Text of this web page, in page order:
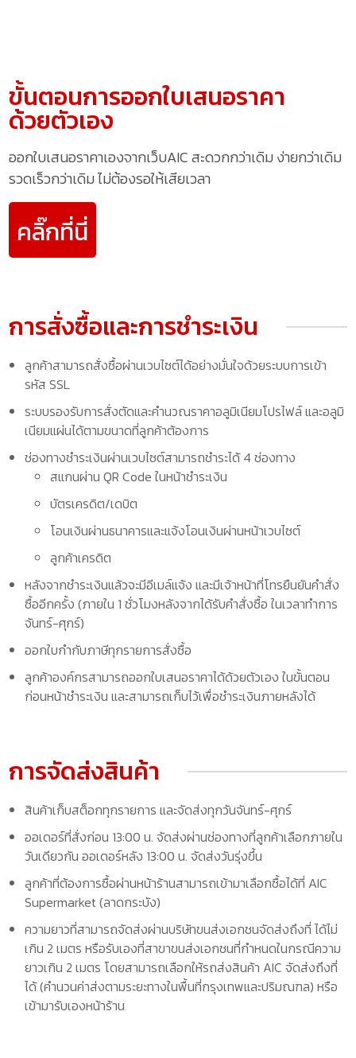
ขั้นตอนการออกใบเสนอราคา
ด้วยตัวเอง
ออกใบเสนอราคาเองจากเว็บAIC สะดวกกว่าเดิม ง่ายกว่าเดิม
รวดเร็วกว่าเดิม ไม่ต้องรอให้เสียเวลา
คลิ๊กที่นี่
การสั่งซื้อและการชำระเงิน
ลูกค้าสามารถสั่งซื้อผ่านเวบไซต์ได้อย่างมั่นใจด้วยระบบการเข้า
รหัส SSL
ระบบรองรับการสั่งตัดและคำนวณราคาอลูมิเนียมโปรไฟล์ และอลูมิ
เนียมแผ่นได้ตามขนาดที่ลูกค้าต้องการ
ช่องทางชำระเงินผ่านเวบไซต์สามารถชำระได้ 4 ช่องทาง
สแกนผ่าน QR Code ในหน้าชำระเงิน
บัตรเครดิต/เดบิต
โอนเงินผ่านธนาคารและแจ้งโอนเงินผ่านหน้าเวบไซต์
ลูกค้าเครดิต
หลังจากชำระเงินแล้วจะมีอีเมล์แจ้ง และมีเจ้าหน้าที่โทรยืนยันคำสั่ง
ซื้ออีกครั้ง (ภายใน 1 ชั่วโมงหลังจากได้รับคำสั่งซื้อ ในเวลาทำการ
จันทร์-ศุกร์)
ออกใบกำกับภาษีทุกรายการสั่งซื้อ
ลูกค้าองค์กรสามารถออกใบเสนอราคาได้ด้วยตัวเอง ในขั้นตอน
ก่อนหน้าชำระเงิน และสามารถเก็บไว้เพื่อชำระเงินภายหลังได้
การจัดส่งสินค้า
สินค้าเก็บสต็อกทุกรายการ และจัดส่งทุกวันจันทร์-ศุกร์
ออเดอร์ที่สั่งก่อน 13:00 น. จัดส่งผ่านช่องทางที่ลูกค้าเลือกภายใน
วันเดียวกัน ออเดอร์หลัง 13:00 น. จัดส่งวันรุ่งขึ้น
ลูกค้าที่ต้องการซื้อผ่านหน้าร้านสามารถเข้ามาเลือกซื้อได้ที่ AIC
Supermarket (ลาดกระบัง)
ความยาวที่สามารถจัดส่งผ่านบริษัทขนส่งเอกชนจัดส่งถึงที่ ได้ไม่
เกิน 2 เมตร หรือรับเองที่สาขาขนส่งเอกชนที่กำหนดในกรณีความ
ยาวเกิน 2 เมตร โดยสามารถเลือกให้รถส่งสินค้า AIC จัดส่งถึงที่
ได้ (คำนวนค่าส่งตามระยะทางในพื้นที่กรุงเทพและปริมณฑล) หรือ
เข้ามารับเองหน้าร้าน